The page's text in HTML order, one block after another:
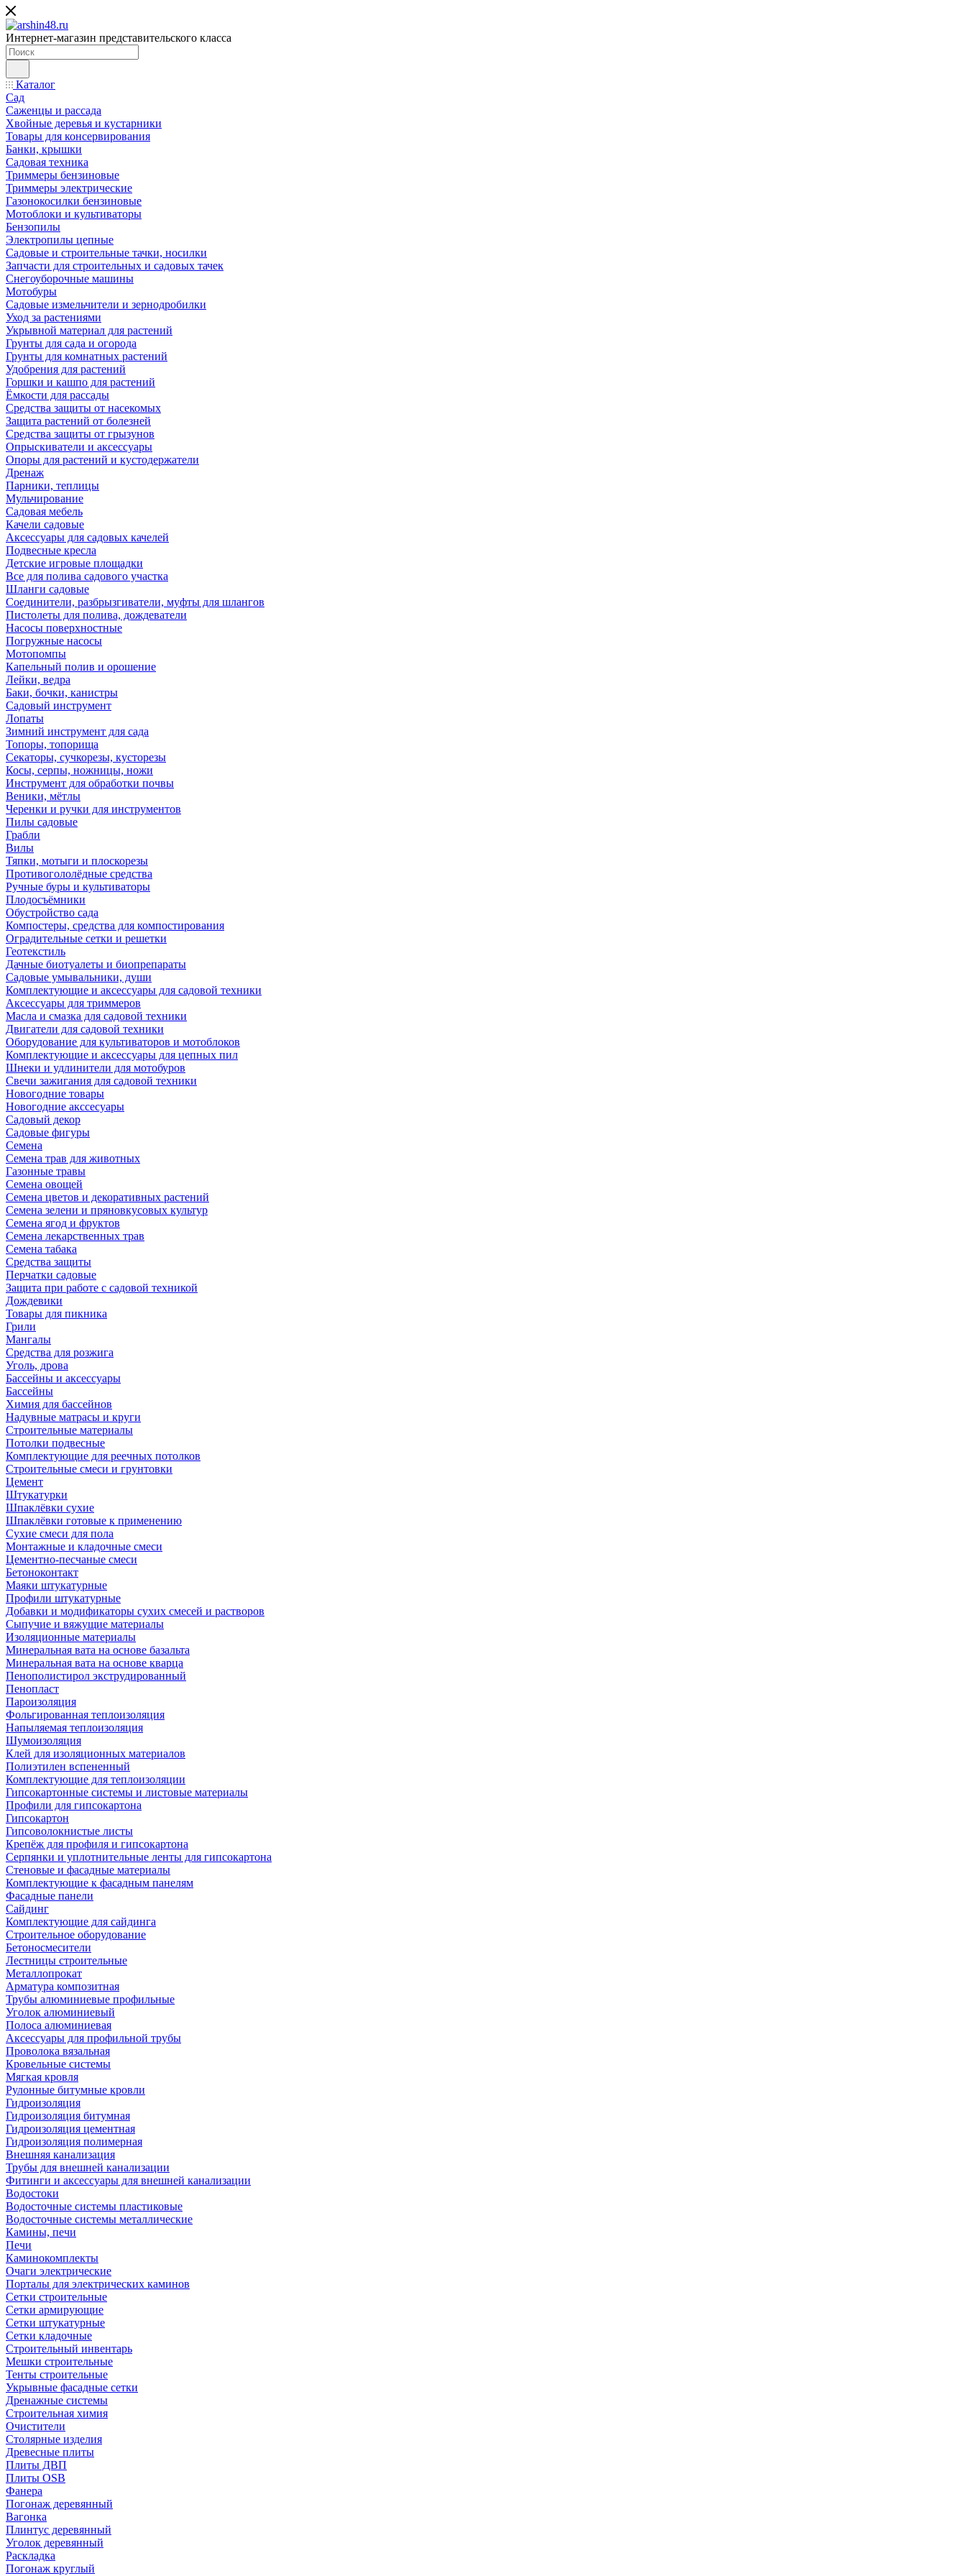
Интернет-магазин представительского класса
Каталог
Сад
Саженцы и рассада
Хвойные деревья и кустарники
Товары для консервирования
Банки, крышки
Садовая техника
Триммеры бензиновые
Триммеры электрические
Газонокосилки бензиновые
Мотоблоки и культиваторы
Бензопилы
Электропилы цепные
Садовые и строительные тачки, носилки
Запчасти для строительных и садовых тачек
Снегоуборочные машины
Мотобуры
Садовые измельчители и зернодробилки
Уход за растениями
Укрывной материал для растений
Грунты для сада и огорода
Грунты для комнатных растений
Удобрения для растений
Горшки и кашпо для растений
Ёмкости для рассады
Средства защиты от насекомых
Защита растений от болезней
Средства защиты от грызунов
Опрыскиватели и аксессуары
Опоры для растений и кустодержатели
Дренаж
Парники, теплицы
Мульчирование
Садовая мебель
Качели садовые
Аксессуары для садовых качелей
Подвесные кресла
Детские игровые площадки
Все для полива садового участка
Шланги садовые
Соединители, разбрызгиватели, муфты для шлангов
Пистолеты для полива, дождеватели
Насосы поверхностные
Погружные насосы
Мотопомпы
Капельный полив и орошение
Лейки, ведра
Баки, бочки, канистры
Садовый инструмент
Лопаты
Зимний инструмент для сада
Топоры, топорища
Секаторы, сучкорезы, кусторезы
Косы, серпы, ножницы, ножи
Инструмент для обработки почвы
Веники, мётлы
Черенки и ручки для инструментов
Пилы садовые
Грабли
Вилы
Тяпки, мотыги и плоскорезы
Противогололёдные средства
Ручные буры и культиваторы
Плодосъёмники
Обустройство сада
Компостеры, средства для компостирования
Оградительные сетки и решетки
Геотекстиль
Дачные биотуалеты и биопрепараты
Садовые умывальники, души
Комплектующие и аксессуары для садовой техники
Аксессуары для триммеров
Масла и смазка для садовой техники
Двигатели для садовой техники
Оборудование для культиваторов и мотоблоков
Комплектующие и аксессуары для цепных пил
Шнеки и удлинители для мотобуров
Свечи зажигания для садовой техники
Новогодние товары
Новогодние акссесуары
Садовый декор
Садовые фигуры
Семена
Семена трав для животных
Газонные травы
Семена овощей
Семена цветов и декоративных растений
Семена зелени и пряновкусовых культур
Семена ягод и фруктов
Семена лекарственных трав
Семена табака
Средства защиты
Перчатки садовые
Защита при работе с садовой техникой
Дождевики
Товары для пикника
Грили
Мангалы
Средства для розжига
Уголь, дрова
Бассейны и аксессуары
Бассейны
Химия для бассейнов
Надувные матрасы и круги
Строительные материалы
Потолки подвесные
Комплектующие для реечных потолков
Строительные смеси и грунтовки
Цемент
Штукатурки
Шпаклёвки сухие
Шпаклёвки готовые к применению
Сухие смеси для пола
Монтажные и кладочные смеси
Цементно-песчаные смеси
Бетоноконтакт
Маяки штукатурные
Профили штукатурные
Добавки и модификаторы сухих смесей и растворов
Сыпучие и вяжущие материалы
Изоляционные материалы
Минеральная вата на основе базальта
Минеральная вата на основе кварца
Пенополистирол экструдированный
Пенопласт
Пароизоляция
Фольгированная теплоизоляция
Напыляемая теплоизоляция
Шумоизоляция
Клей для изоляционных материалов
Полиэтилен вспененный
Комплектующие для теплоизоляции
Гипсокартонные системы и листовые материалы
Профили для гипсокартона
Гипсокартон
Гипсоволокнистые листы
Крепёж для профиля и гипсокартона
Серпянки и уплотнительные ленты для гипсокартона
Стеновые и фасадные материалы
Комплектующие к фасадным панелям
Фасадные панели
Сайдинг
Комплектующие для сайдинга
Строительное оборудование
Бетоносмесители
Лестницы строительные
Металлопрокат
Арматура композитная
Трубы алюминиевые профильные
Уголок алюминиевый
Полоса алюминиевая
Аксессуары для профильной трубы
Проволока вязальная
Кровельные системы
Мягкая кровля
Рулонные битумные кровли
Гидроизоляция
Гидроизоляция битумная
Гидроизоляция цементная
Гидроизоляция полимерная
Внешняя канализация
Трубы для внешней канализации
Фитинги и аксессуары для внешней канализации
Водостоки
Водосточные системы пластиковые
Водосточные системы металлические
Камины, печи
Печи
Каминокомплекты
Очаги электрические
Порталы для электрических каминов
Сетки строительные
Сетки армирующие
Сетки штукатурные
Сетки кладочные
Строительный инвентарь
Мешки строительные
Тенты строительные
Укрывные фасадные сетки
Дренажные системы
Строительная химия
Очистители
Столярные изделия
Древесные плиты
Плиты ДВП
Плиты OSB
Фанера
Погонаж деревянный
Вагонка
Плинтус деревянный
Уголок деревянный
Раскладка
Погонаж круглый